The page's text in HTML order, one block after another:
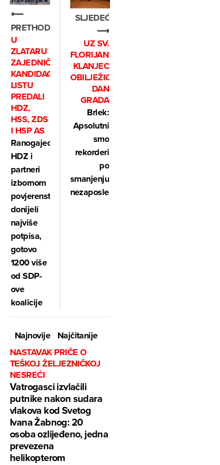
⟵
PRETHODNO
U
ZLATARU
ZAJEDNIČKU
KANDIDACIJSKU
LISTU
PREDALI
HDZ,
HSS, ZDS
I HSP AS
Ranogajec,
HDZ i
partneri
izbornom
povjerenstvu
donijeli
najviše
potpisa,
gotovo
1200 više
od SDP-
ove
koalicije
SLJEDEĆE
⟶
UZ SV.
FLORIJANA,
KLANJEC
OBILJEŽIO
DAN
GRADA
Brlek:
Apsolutni
smo
rekorderi
po
smanjenju
nezaposlenosti
Najnovije
Najčitanije
NASTAVAK PRIČE O
TEŠKOJ ŽELJEZNIČKOJ
NESREĆI
Vatrogasci izvlačili
putnike nakon sudara
vlakova kod Svetog
Ivana Žabnog: 20
osoba ozlijeđeno, jedna
prevezena
helikopterom